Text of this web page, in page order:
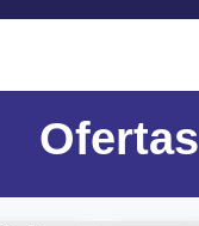
Ofertas